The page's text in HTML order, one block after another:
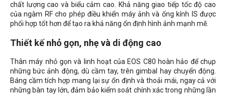
chất lượng cao và biểu cảm cao. Khả năng giao tiếp tốc độ cao
của ngàm RF cho phép điều khiển máy ảnh và ống kính IS được
phối hợp tốt hơn để tạo ra khả năng ổn định hình ảnh mạnh mẽ.
Thiết kế nhỏ gọn, nhẹ và di động cao
Thân máy nhỏ gọn và linh hoạt của EOS C80 hoàn hảo để chụp
những bức ảnh động, dù cầm tay, trên gimbal hay chuyển động.
Báng cầm tích hợp mang lại sự ổn định và thoải mái, ngay cả với
những bàn tay lớn, đảm bảo kiểm soát chính xác trong những lần